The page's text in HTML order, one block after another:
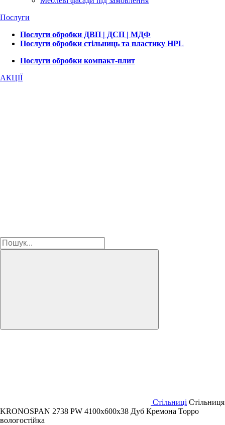
Послуги
Послуги обробки ДВП | ДСП | МДФ
Послуги обробки стільниць та пластику HPL
Послуги обробки компакт-плит
АКЦІЇ
Стільниці Стільниця
KRONOSPAN 2738 PW 4100х600х38 Дуб Кремона Торро
вологостійка